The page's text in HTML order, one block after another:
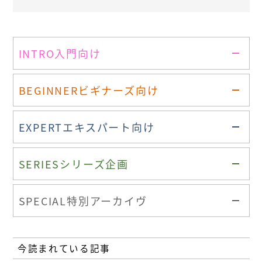
INTRO入門向け
BEGINNERビギナーズ向け
EXPERTエキスパート向け
SERIESシリーズ企画
SPECIAL特別アーカイヴ
今読まれている記事